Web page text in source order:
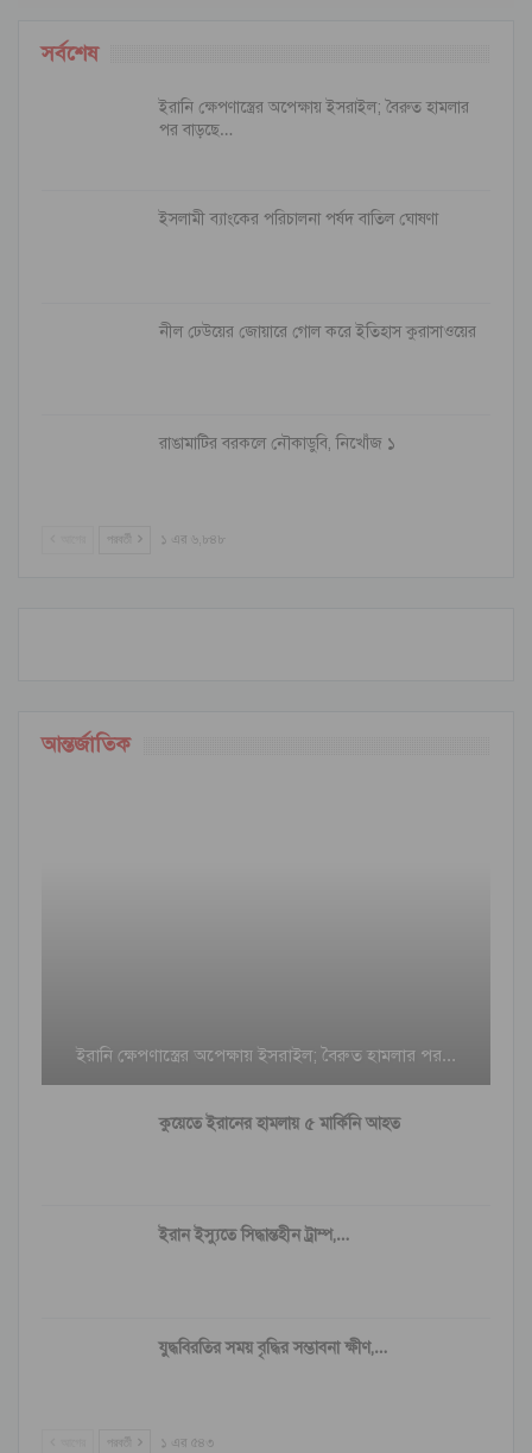
সর্বশেষ
ইরানি ক্ষেপণাস্ত্রের অপেক্ষায় ইসরাইল; বৈরুত হামলার
পর বাড়ছে…
ইসলামী ব্যাংকের পরিচালনা পর্ষদ বাতিল ঘোষণা
নীল ঢেউয়ের জোয়ারে গোল করে ইতিহাস কুরাসাওয়ের
রাঙামাটির বরকলে নৌকাডুবি, নিখোঁজ ১
পরবর্তী ১ এর ৬,৮৪৮
আন্তর্জাতিক
ইরানি ক্ষেপণাস্ত্রের অপেক্ষায় ইসরাইল; বৈরুত হামলার পর…
কুয়েতে ইরানের হামলায় ৫ মার্কিনি আহত
ইরান ইস্যুতে সিদ্ধান্তহীন ট্রাম্প,…
যুদ্ধবিরতির সময় বৃদ্ধির সম্ভাবনা ক্ষীণ,…
পরবর্তী ১ এর ৫৪৩